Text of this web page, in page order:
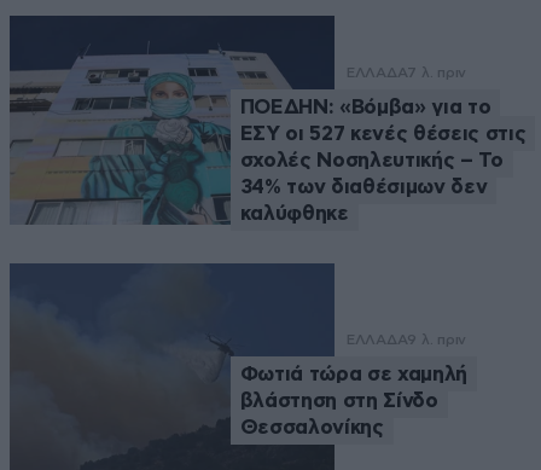
ΕΛΛΑΔΑ7 λ. πριν
ΠΟΕΔΗΝ: «Βόμβα» για το
ΕΣΥ οι 527 κενές θέσεις στις
σχολές Νοσηλευτικής – Το
34% των διαθέσιμων δεν
καλύφθηκε
ΕΛΛΑΔΑ9 λ. πριν
Φωτιά τώρα σε χαμηλή
βλάστηση στη Σίνδο
Θεσσαλονίκης